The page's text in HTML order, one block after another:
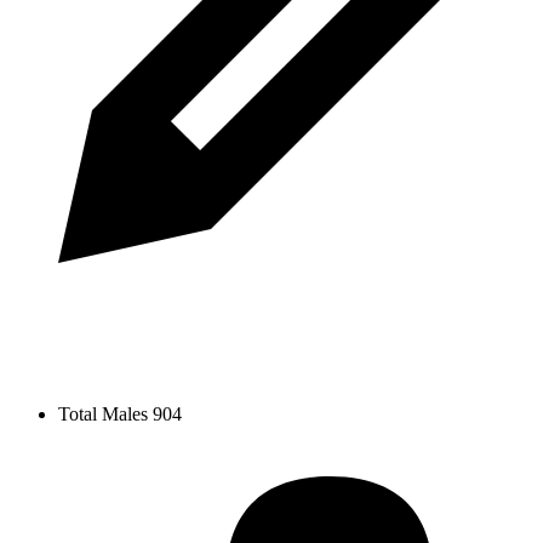
Total Males 904